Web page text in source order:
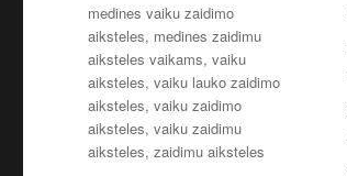
Žymos
medines vaiku zaidimo
aiksteles, medines zaidimu
aiksteles vaikams,vaiku
aiksteles,vaiku lauko zaidimo
aiksteles,vaiku zaidimo
aiksteles,vaiku zaidimu
aiksteles,zaidimu aiksteles